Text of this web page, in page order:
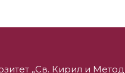
„Св. Кирил и